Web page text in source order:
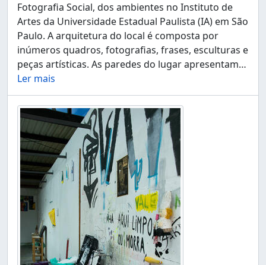
Fotografia Social, dos ambientes no Instituto de
Artes da Universidade Estadual Paulista (IA) em São
Paulo. A arquitetura do local é composta por
inúmeros quadros, fotografias, frases, esculturas e
peças artísticas. As paredes do lugar apresentam…
Ler mais